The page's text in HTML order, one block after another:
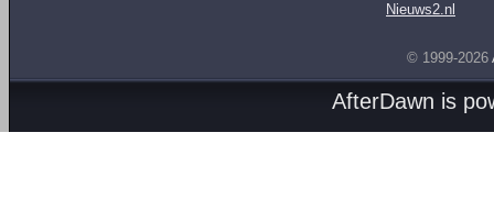
Nieuws2.nl
© 1999-2026
AfterDawn is